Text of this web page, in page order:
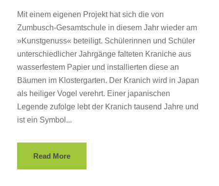
Mit einem eigenen Projekt hat sich die von
Zumbusch-Gesamtschule in diesem Jahr wieder am
»Kunstgenuss« beteiligt. Schülerinnen und Schüler
unterschiedlicher Jahrgänge falteten Kraniche aus
wasserfestem Papier und installierten diese an
Bäumen im Klostergarten. Der Kranich wird in Japan
als heiliger Vogel verehrt. Einer japanischen
Legende zufolge lebt der Kranich tausend Jahre und
ist ein Symbol...
Read More